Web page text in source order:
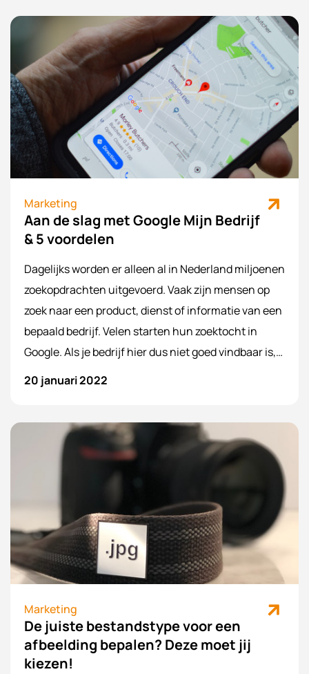
is of jij wel of niet jouw marketing laat uitbesteden.
Marketing
Aan de slag met Google Mijn Bedrijf
& 5 voordelen
Dagelijks worden er alleen al in Nederland miljoenen
zoekopdrachten uitgevoerd. Vaak zijn mensen op
zoek naar een product, dienst of informatie van een
bepaald bedrijf. Velen starten hun zoektocht in
Google. Als je bedrijf hier dus niet goed vindbaar is,
is dat een gemiste kans. Google Mijn Bedrijf geeft
20 januari 2022
Marketing
De juiste bestandstype voor een
afbeelding bepalen? Deze moet jij
kiezen!